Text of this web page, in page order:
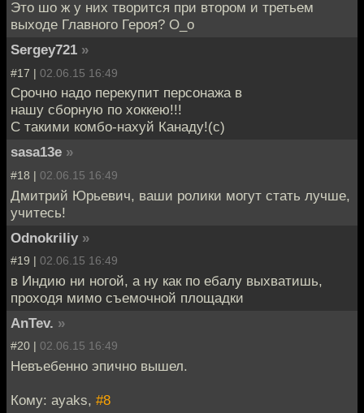
Это шо ж у них творится при втором и третьем
выходе Главного Героя? O_o
Sergey721 »
#17 | 02.06.15 16:49
Срочно надо перекупит персонажа в
нашу сборную по хоккею!!!
С такими комбо-нахуй Канаду!(с)
sasa13e »
#18 | 02.06.15 16:49
Дмитрий Юрьевич, ваши ролики могут стать лучше,
учитесь!
Odnokriliy »
#19 | 02.06.15 16:49
в Индию ни ногой, а ну как по ебалу выхватишь,
проходя мимо съемочной площадки
AnTev. »
#20 | 02.06.15 16:49
Невъебенно эпично вышел.
Кому: ayaks, #8